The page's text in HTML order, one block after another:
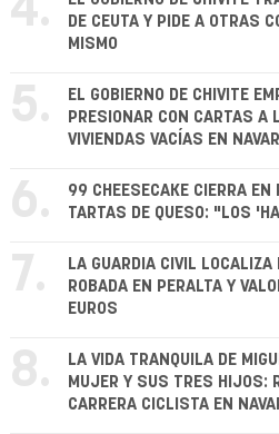
4.
DE CEUTA Y PIDE A OTRAS
MISMO
5.
EL GOBIERNO DE CHIVITE
PRESIONAR CON CARTAS A
VIVIENDAS VACÍAS EN
6.
99 CHEESECAKE CIERRA
TARTAS DE QUESO: "LOS
7.
LA GUARDIA CIVIL
ROBADA EN PERALTA Y
EUROS
8.
LA VIDA TRANQUILA DE
MUJER Y SUS TRES HIJOS:
CARRERA CICLISTA EN